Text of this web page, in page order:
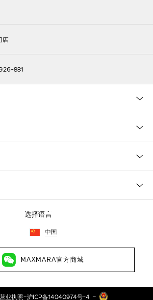
店
881
选择语言
中国
MAXMARA官方商城
营业执照- 沪ICP备14040974号-4 -